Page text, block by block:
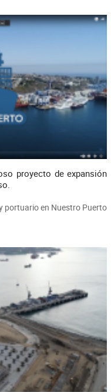
proyecto de expansión
portuario en Nuestro Puerto